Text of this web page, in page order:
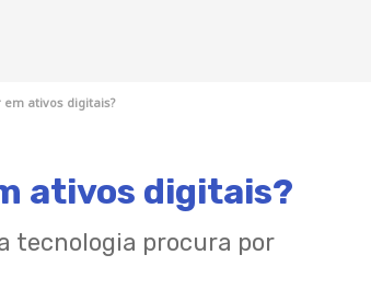
em ativos digitais?
ativos digitais?
tecnologia procura por